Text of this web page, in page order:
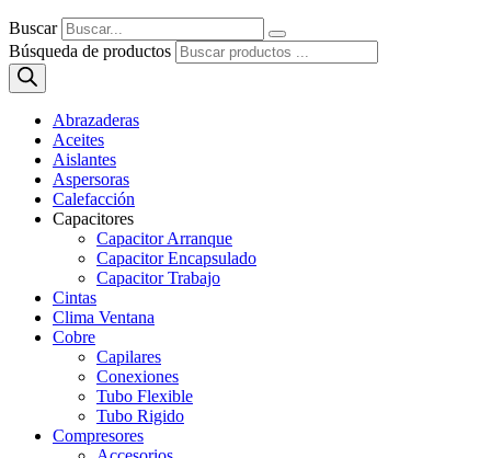
Buscar
Búsqueda de productos
Abrazaderas
Aceites
Aislantes
Aspersoras
Calefacción
Capacitores
Capacitor Arranque
Capacitor Encapsulado
Capacitor Trabajo
Cintas
Clima Ventana
Cobre
Capilares
Conexiones
Tubo Flexible
Tubo Rigido
Compresores